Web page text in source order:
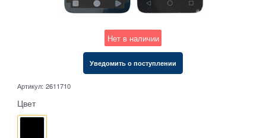
Нет в наличии
Уведомить о поступлении
Артикул: 2611710
Цвет